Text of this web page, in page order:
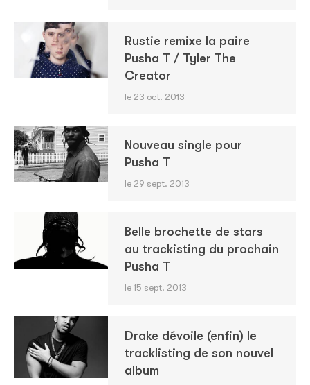
Rustie remixe la paire
Pusha T / Tyler The
Creator
le 23 oct. 2013
Nouveau single pour
Pusha T
le 29 sept. 2013
Belle brochette de stars
au trackisting du prochain
Pusha T
le 15 sept. 2013
Drake dévoile (enfin) le
tracklisting de son nouvel
album